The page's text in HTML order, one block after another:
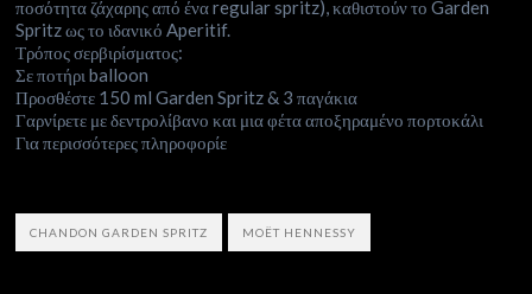
ποσότητα ζάχαρης από ένα regular spritz), καθιστούν το Garden
Spritz ως το ιδανικό Aperitif.
Τρόπος σερβιρίσματος:
Σε ποτήρι balloon
Προσθέστε 150 ml Garden Spritz & 3 παγάκια
Γαρνίρετε με δεντρολίβανο και μια φέτα αποξηραμένο πορτοκάλι
Για περισσότερες πληροφορίε
CHANDON GARDEN SPRITZ MOËT HENNESSY